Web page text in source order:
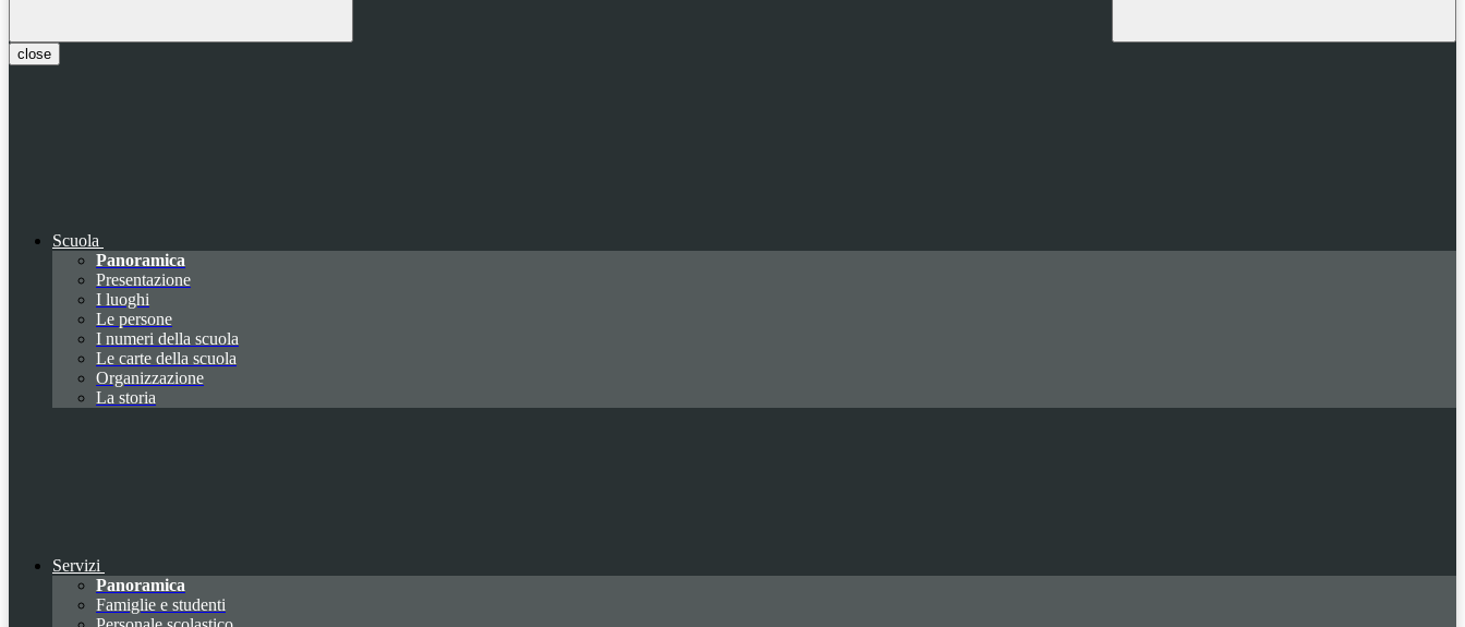
close
Scuola
Panoramica
Presentazione
I luoghi
Le persone
I numeri della scuola
Le carte della scuola
Organizzazione
La storia
Servizi
Panoramica
Famiglie e studenti